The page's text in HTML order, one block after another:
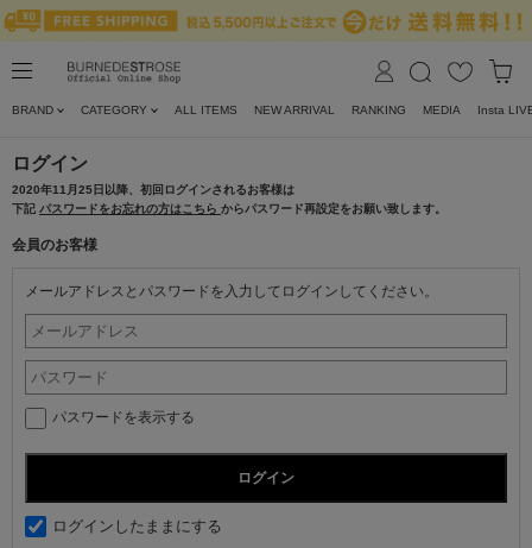
BRAND CATEGORY ALL ITEMS NEW ARRIVAL RANKING MEDIA Insta
ログイン
2020年11月25日以降、初回ログインされるお客様は
下記 パスワードをお忘れの方はこちら からパスワード再設定をお願い致します。
会員のお客様
メールアドレスとパスワードを入力してログインしてください。
パスワードを表示する
ログインしたままにする